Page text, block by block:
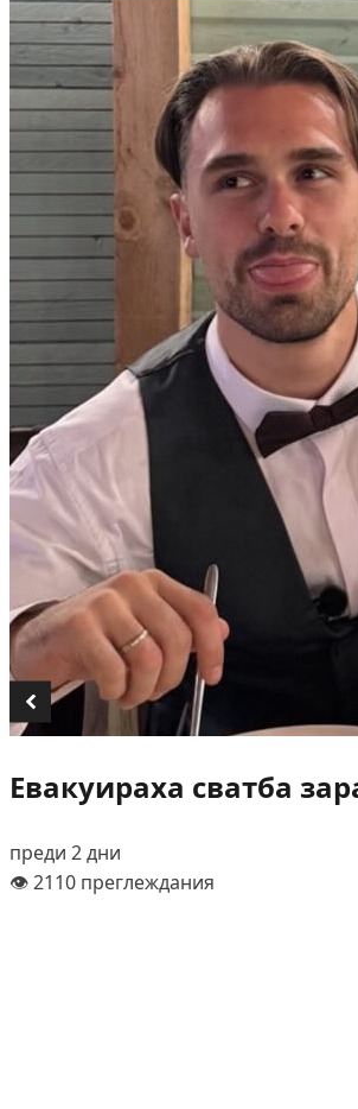
Евакуираха сватба
преди 2 дни
👁️ 2110 преглеждания